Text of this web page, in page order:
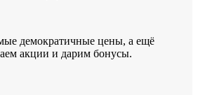
демократичные цены, а ещё
акции и дарим бонусы.